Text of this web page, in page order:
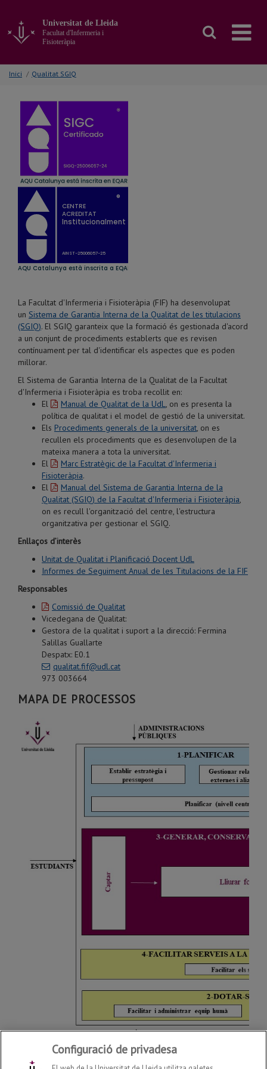
contingut
principal
la
pàgina
Universitat de Lleida
Facultat d'Infermeria i
Fisioteràpia
Inici / Qualitat SGIQ
La Facultat d'Infermeria i Fisioteràpia (FIF) ha desenvolupat
un Sistema de Garantia Interna de la Qualitat de les titulacions
(SGIQ). El SGIQ garanteix que la formació és gestionada d'acord
a un conjunt de procediments establerts que es revisen
contínuament per tal d'identificar els aspectes que es poden
millorar.
El Sistema de Garantia Interna de la Qualitat de la Facultat
d'Infermeria i Fisioteràpia es troba recollit en:
El
Manual de Qualitat de la UdL, on es presenta la
política de qualitat i el model de gestió de la universitat.
Els Procediments generals de la universitat, on es
recullen els procediments que es desenvolupen de la
mateixa manera a tota la universitat.
El
Marc Estratègic de la Facultat d'Infermeria i
Fisioteràpia.
El
Manual del Sistema de Garantia Interna de la
Qualitat (SGIQ) de la Facultat d'Infermeria i Fisioteràpia,
on es recull l'organització del centre, l'estructura
organitzativa per gestionar el SGIQ.
Enllaços d’interès
Unitat de Qualitat i Planificació Docent UdL
Informes de Seguiment Anual de les Titulacions de la FIF
Responsables
Comissió de Qualitat
Vicedegana de Qualitat:
Gestora de la qualitat i suport a la direcció: Fermina
Salillas Guallarte
Despatx: E0.1
qualitat.fif@udl.cat
973 003664
MAPA DE PROCESSOS
Configuració de privadesa